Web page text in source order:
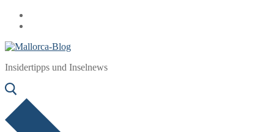
Zum
Inhalt
Menü
Schließen
Insidertipps und Inselnews